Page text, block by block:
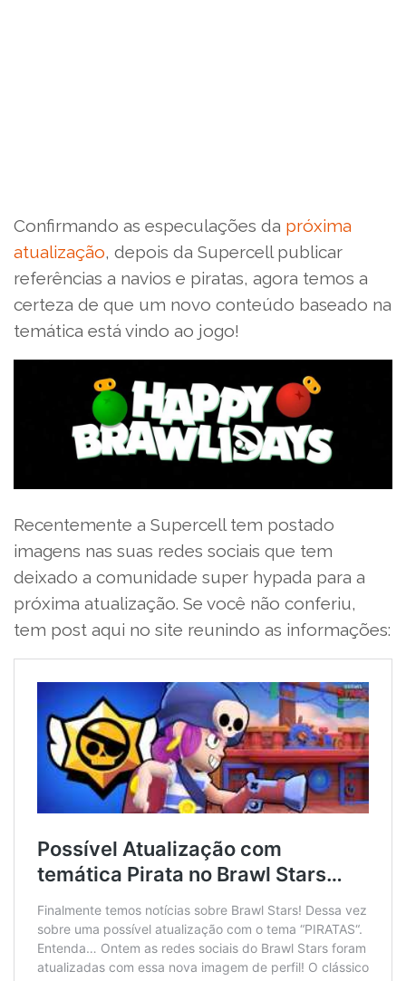
Confirmando as especulações da próxima
atualização, depois da Supercell publicar
referências a navios e piratas, agora temos a
certeza de que um novo conteúdo baseado na
temática está vindo ao jogo!
Recentemente a Supercell tem postado
imagens nas suas redes sociais que tem
deixado a comunidade super hypada para a
próxima atualização. Se você não conferiu,
tem post aqui no site reunindo as informações: